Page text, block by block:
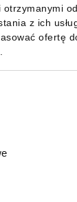
z ich
ofertę
aplikację